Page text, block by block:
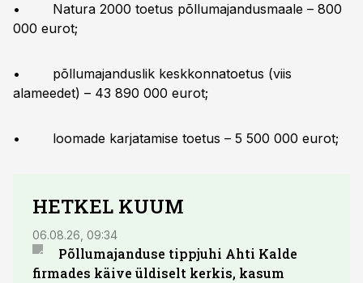
• Natura 2000 toetus põllumajandusmaale – 800
000 eurot;
• põllumajanduslik keskkonnatoetus (viis
alameedet) – 43 890 000 eurot;
• loomade karjatamise toetus – 5 500 000 eurot;
HETKEL KUUM
06.08.26, 09:34
Põllumajanduse tippjuhi Ahti Kalde
firmades käive üldiselt kerkis, kasum